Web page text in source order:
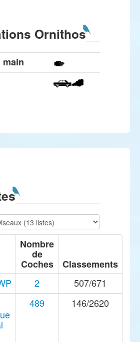
Ornithos
main
Nombre
de
Coches
Classements
2 507/671
489 146/2620